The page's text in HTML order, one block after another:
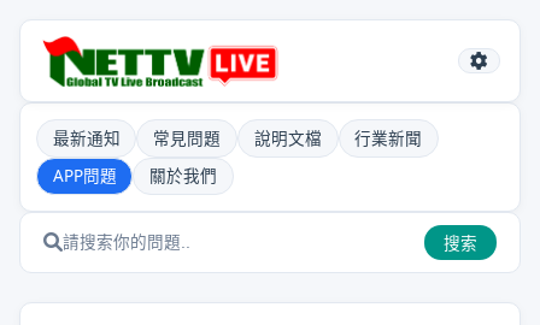
最新通知 常見問題 說明文檔
行業新聞
APP問題
關於我們
搜索